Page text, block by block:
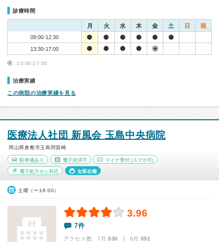
診療時間
月 火 水 木 金 土 日 祝
09:00-12:30
13:30-17:00
13:00-17:00
治療実績
この病院の治療実績を見る
医療法人社団 新風会 玉島中央病院
岡山県倉敷市玉島阿賀崎
駐車場あり 電子決済可 マイナ受付 (スマホ可)
電子処方せん対応 女医在籍
土曜（〜18:00）
3.96
7件
アクセス数 7月:630 | 6月:692